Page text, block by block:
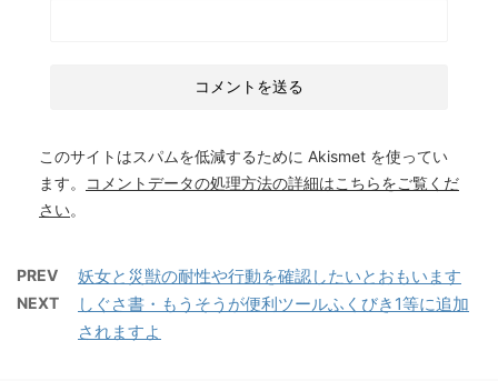
このサイトはスパムを低減するために Akismet を使ってい
ます。
コメントデータの処理方法の詳細はこちらをご覧くだ
さい。
PREV 妖女と災獣の耐性や行動を確認したいとおもいます
NEXT
しぐさ書・もうそうが便利ツールふくびき1等に追加
されますよ